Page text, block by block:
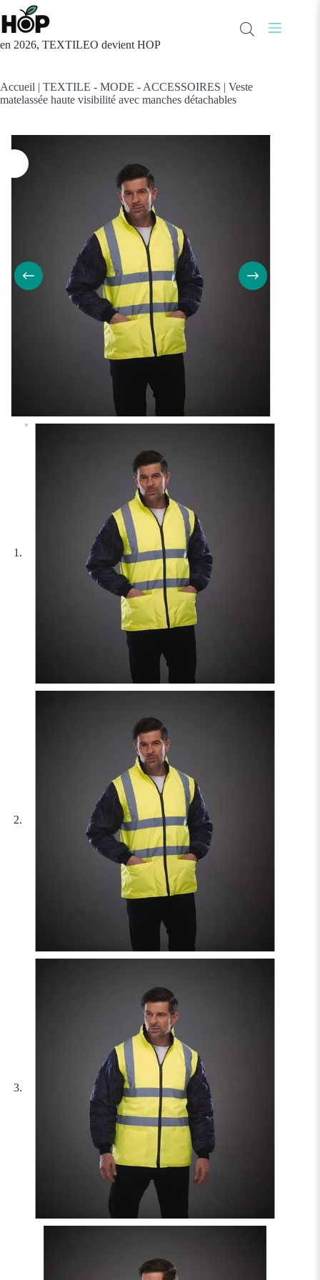
Passer
au
contenu
en 2026, TEXTILEO devient HOP
Accueil | TEXTILE - MODE - ACCESSOIRES | Veste
matelassée haute visibilité avec manches détachables